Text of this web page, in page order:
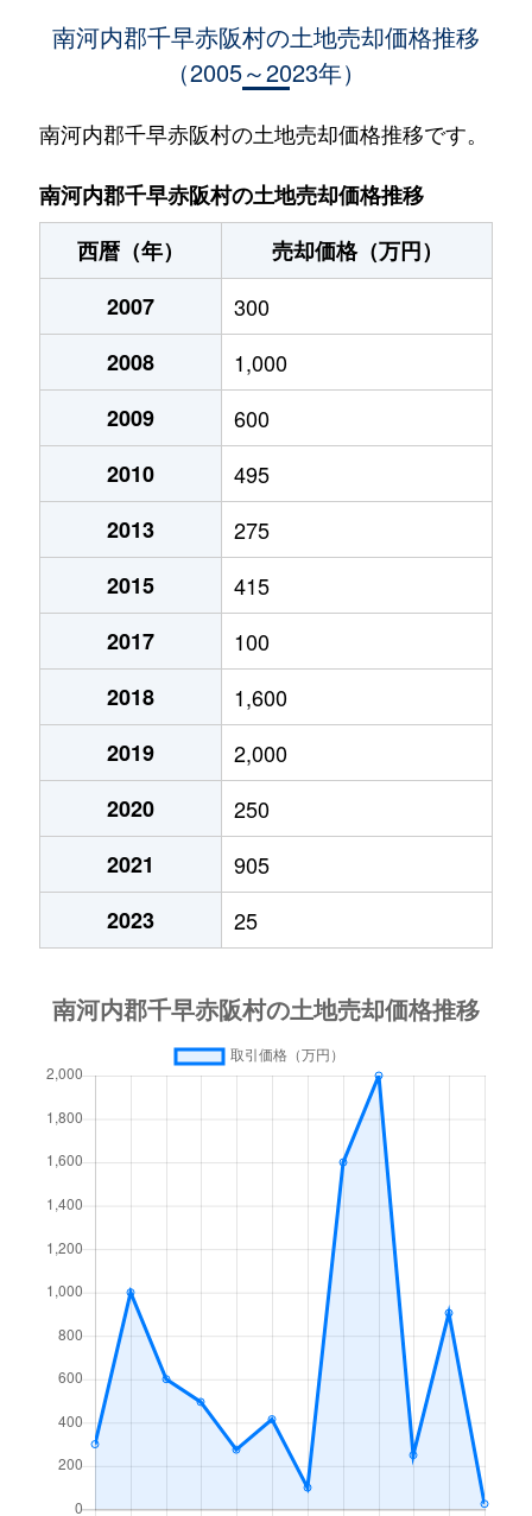
南河内郡千早赤阪村の土地売却価格推移
（2005～2023年）
南河内郡千早赤阪村の土地売却価格推移です。
南河内郡千早赤阪村の土地売却価格推移
西暦（年）
売却価格（万円）
2007
300
2008
1,000
2009
600
2010
495
2013
275
2015
415
2017
100
2018
1,600
2019
2,000
2020
250
2021
905
2023
25